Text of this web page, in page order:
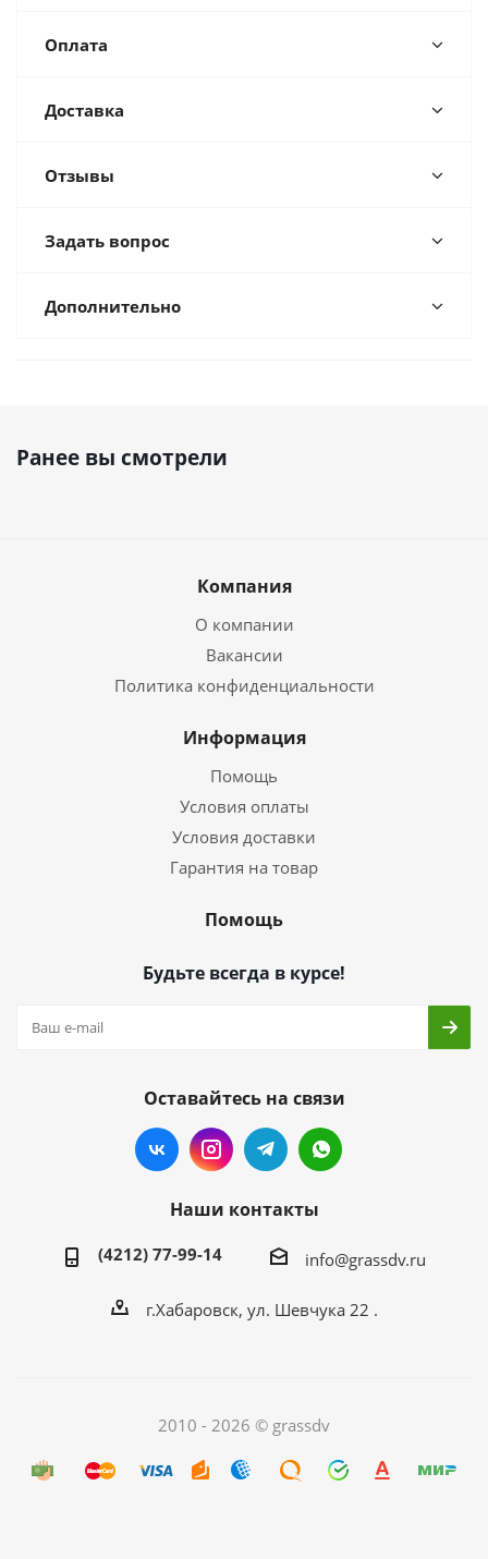
Оплата
Доставка
Отзывы
Задать вопрос
Дополнительно
Ранее вы смотрели
Компания
О компании
Вакансии
Политика конфиденциальности
Информация
Помощь
Условия оплаты
Условия доставки
Гарантия на товар
Помощь
Будьте всегда в курсе!
Оставайтесь на связи
Наши контакты
(4212) 77-99-14 info@grassdv.ru
г.Хабаровск, ул. Шевчука 22 .
2010 - 2026 © grassdv